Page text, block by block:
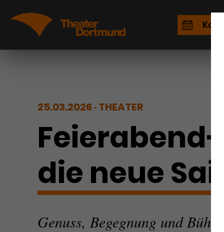
25.03.2026 THEATER
die neue
Genuss, Begegnung und